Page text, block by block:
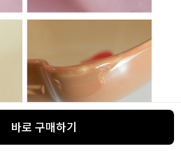
바로 구매하기